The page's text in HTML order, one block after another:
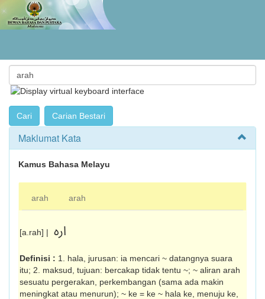
Maklumat Kata
Kamus Bahasa Melayu
arah arah
[a.rah] | اره
Definisi : 1. hala, jurusan: ia mencari ~ datangnya suara
itu; 2. maksud, tujuan: bercakap tidak tentu ~; ~ aliran arah
sesuatu pergerakan, perkem­bangan (sama ada makin
meningkat atau menurun); ~ ke = ke ~ hala ke, menuju ke,